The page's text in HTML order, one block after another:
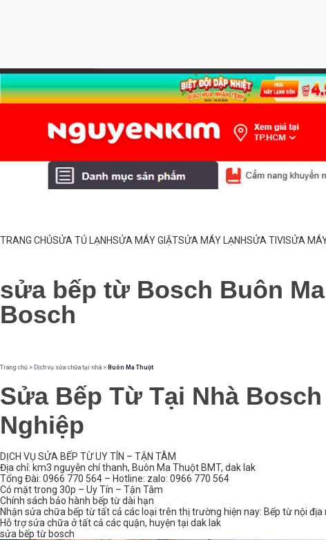
TRANG CHỦSỬA TỦ LẠNHSỬA MÁY GIẶTSỬA MÁY LẠNHSỬA TIVISỬA
sửa bếp từ Bosch Buôn
Bosch
Trang chủ > Dịch vụ sửa chữa tại nhà > Buôn Ma Thuột
Sửa Bếp Từ Tại Nhà
Nghiệp
DỊCH VỤ SỬA BẾP TỪ UY TÍN – TẬN TÂM
Địa chỉ: km3 nguyễn chí thanh, Buôn Ma Thuột BMT, dak lak
Tổng Đài: 0966 770 564 – Hotline: zalo: 0966 770 564
Có mặt trong 30p – Uy Tín – Tận Tâm
Chính sách bảo hành bếp từ dài hạn
Nhận sửa chữa bếp từ tất cả các loại trên thị trường hiện nay: Bếp từ nội
Hỗ trợ sửa chữa ở tất cả các quận, huyện tại dak lak
sửa bếp từ bosch